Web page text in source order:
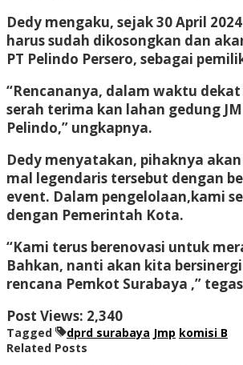
Dedy mengaku, sejak 30 April
harus sudah dikosongkan dan
PT Pelindo Persero, sebagai
“Rencananya, dalam waktu
serah terima kan lahan gedung
Pelindo,” ungkapnya.
Dedy menyatakan, pihaknya
mal legendaris tersebut dengan
event. Dalam pengelolaan,kami
dengan Pemerintah Kota.
“Kami terus berenovasi untuk
Bahkan, nanti akan kita
rencana Pemkot Surabaya ,”
Post Views: 2,340
Tagged dprd surabaya Jmp komisi B
Related Posts